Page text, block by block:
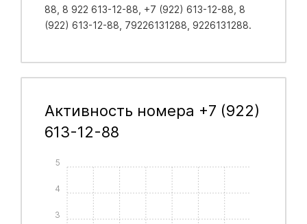
88, 8 922 613-12-88, +7 (922) 613-12-88, 8
(922) 613-12-88, 79226131288, 9226131288.
Активность номера +7 (922)
613-12-88
3
4
5